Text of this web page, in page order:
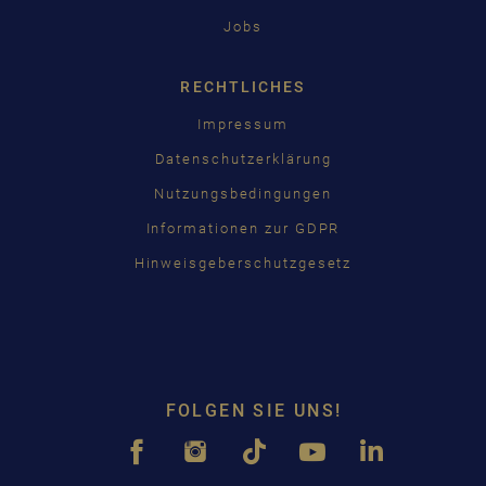
Jobs
RECHTLICHES
Impressum
Datenschutzerklärung
Nutzungsbedingungen
Informationen zur GDPR
Hinweisgeberschutzgesetz
FOLGEN SIE UNS!